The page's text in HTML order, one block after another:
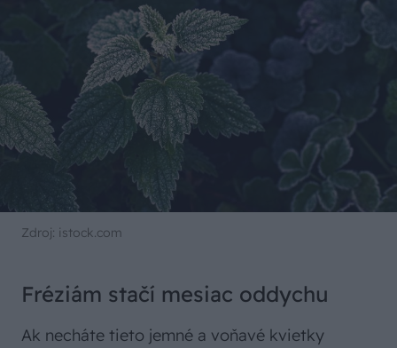
Zdroj: istock.com
Fréziám stačí mesiac oddychu
Ak necháte tieto jemné a voňavé kvietky